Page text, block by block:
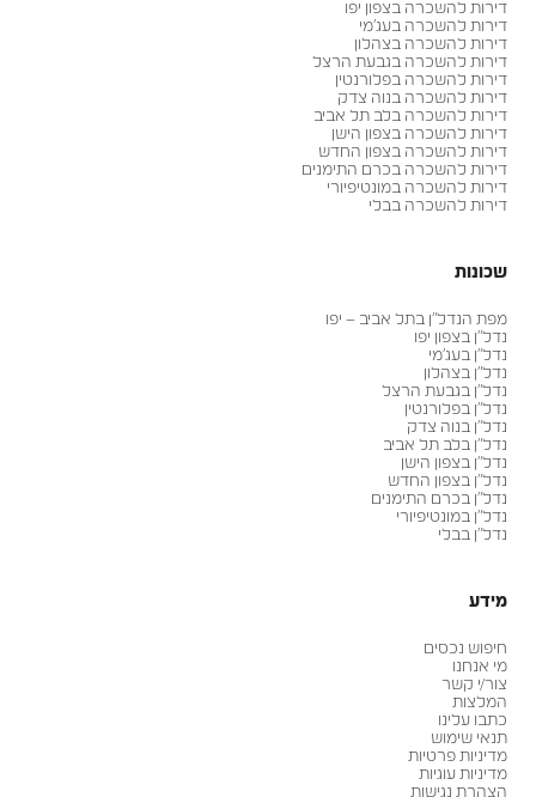
דירות להשכרה בצפון יפו
דירות להשכרה בעג׳מי
דירות להשכרה בצהלון
דירות להשכרה בגבעת הרצל
דירות להשכרה בפלורנטין
דירות להשכרה בנוה צדק
דירות להשכרה בלב תל אביב
דירות להשכרה בצפון הישן
דירות להשכרה בצפון החדש
דירות להשכרה בכרם התימנים
דירות להשכרה במונטיפיורי
דירות להשכרה בבלי
שכונות
מפת הנדל״ן בתל אביב – יפו
נדל״ן בצפון יפו
נדל״ן בעג׳מי
נדל״ן בצהלון
נדל״ן בגבעת הרצל
נדל״ן בפלורנטין
נדל״ן בנוה צדק
נדל״ן בלב תל אביב
נדל״ן בצפון הישן
נדל״ן בצפון החדש
נדל״ן בכרם התימנים
נדל״ן במונטיפיורי
נדל״ן בבלי
מידע
חיפוש נכסים
מי אנחנו
צור/י קשר
המלצות
כתבו עלינו
תנאי שימוש
מדיניות פרטיות
מדיניות עוגיות
הצהרת נגישות